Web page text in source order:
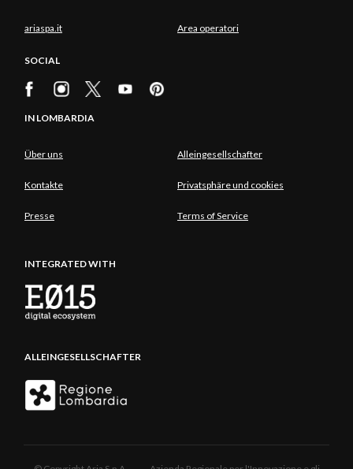
ariaspa.it Area operatori
SOCIAL
IN LOMBARDIA
Über uns Alleingesellschafter
Kontakte Privatsphäre und cookies
Presse Terms of Service
INTEGRATED WITH
ALLEINGESELLSCHAFTER